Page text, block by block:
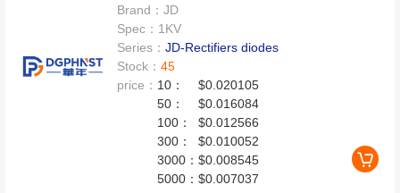
Brand：JD
Spec： 1KV
Series：JD-Rectifiers diodes
Stock：45
price： 10：
$0.020105
50：
$0.016084
100：
$0.012566
300：
$0.010052
3000：$0.008545
5000：$0.007037